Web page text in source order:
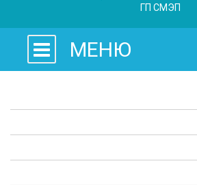
ГП СМЭП
МЕНЮ